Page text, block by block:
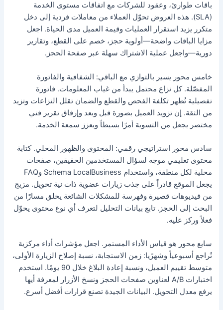
باقات طوارئ، وعقود للشركات مع اتفاقات مستوى الخدمة
(SLA). هذه العروض تحوّل العملاء من معاملات فردية إلى دخل
متكرر يزيد استقرار العمليات وقيمة العميل مدى الحياة. اجعل
مزايا الباقات واضحة—أولوية حجز، خصم على القطع، وتقارير
دورية—واجعل عملية الاشتراك سهلة عبر صفحة الحجز.
خامس محور يسير بالتوازي مع الباقي: الشفافية والفاتورة
المفصّلة. كل نزاع محتمل يبدأ من غياب المعلومات. فاتورة
تفصيلية تُظهر تكلفة الفحص والقطع والضمان تقلل النزاعات وتزيد
من الثقة. إن تزويد العميل بصورة قبل وبعد وإرفاق تقرير فني
مختصر يجعل من التسوية أمرًا بسيطاً ويعزز سمعة الخدمة.
سادس محور استراتيجي رقمي: المحتوى والظهور المحلي. كتابة
محتوى تعليمي موجه لسؤال المستخدمين الحقيقين، صفحات
محلية لكل منطقة، واستخدام Schema LocalBusiness وFAQ
يجعل الموقع قادراً على جذب زيارات عضوية ذات نية تحويل. مزيج
من فيديوهات قصيرة وفهرسة للمشكلات الشائعة يخلق مسارًا من
البحث إلى الحجز. تابع بيانات التحليل لتعرف أي نوع محتوى يحوّل
فعلاً وركز عليه.
سابع محور هو قياس الأداء المستمر. اجعل مؤشرات أداء مركزية
تُراجع أسبوعياً وشهرًيا: زمن الاستجابة، نسبة إصلاح الزيارة الأولى،
متوسط تقييم العميل، ونسبة إعادة البلاغ خلال 90 يومًا. استخدم
اختبارات A/B لعناوين صفحات الحجز ونسخ الأزرار لمعرفة أيها
يرفع معدل التحويل. البيانات الجيدة تصنع قرارات أفضل أسرع.